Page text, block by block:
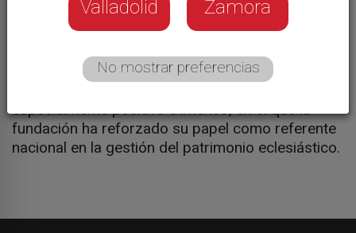
Anual en el Seminario San Atilano para presentar
el trabajo realizado durante el último año y los
avances en conservación y gestión del patrimonio
religioso de la provincia. La gala llenó el teatro del
especialmente positivo e intenso, en el que la
fundación ha reforzado su papel como referente
nacional en la gestión del patrimonio eclesiástico.
Valladolid Zamora
No mostrar preferencias